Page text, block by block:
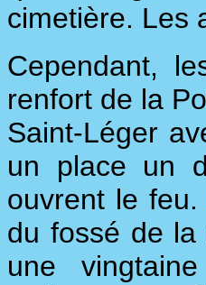
cimetière. Les
Cependant,
renfort de la
Saint-Léger
un place un
ouvrent le
du fossé de
une